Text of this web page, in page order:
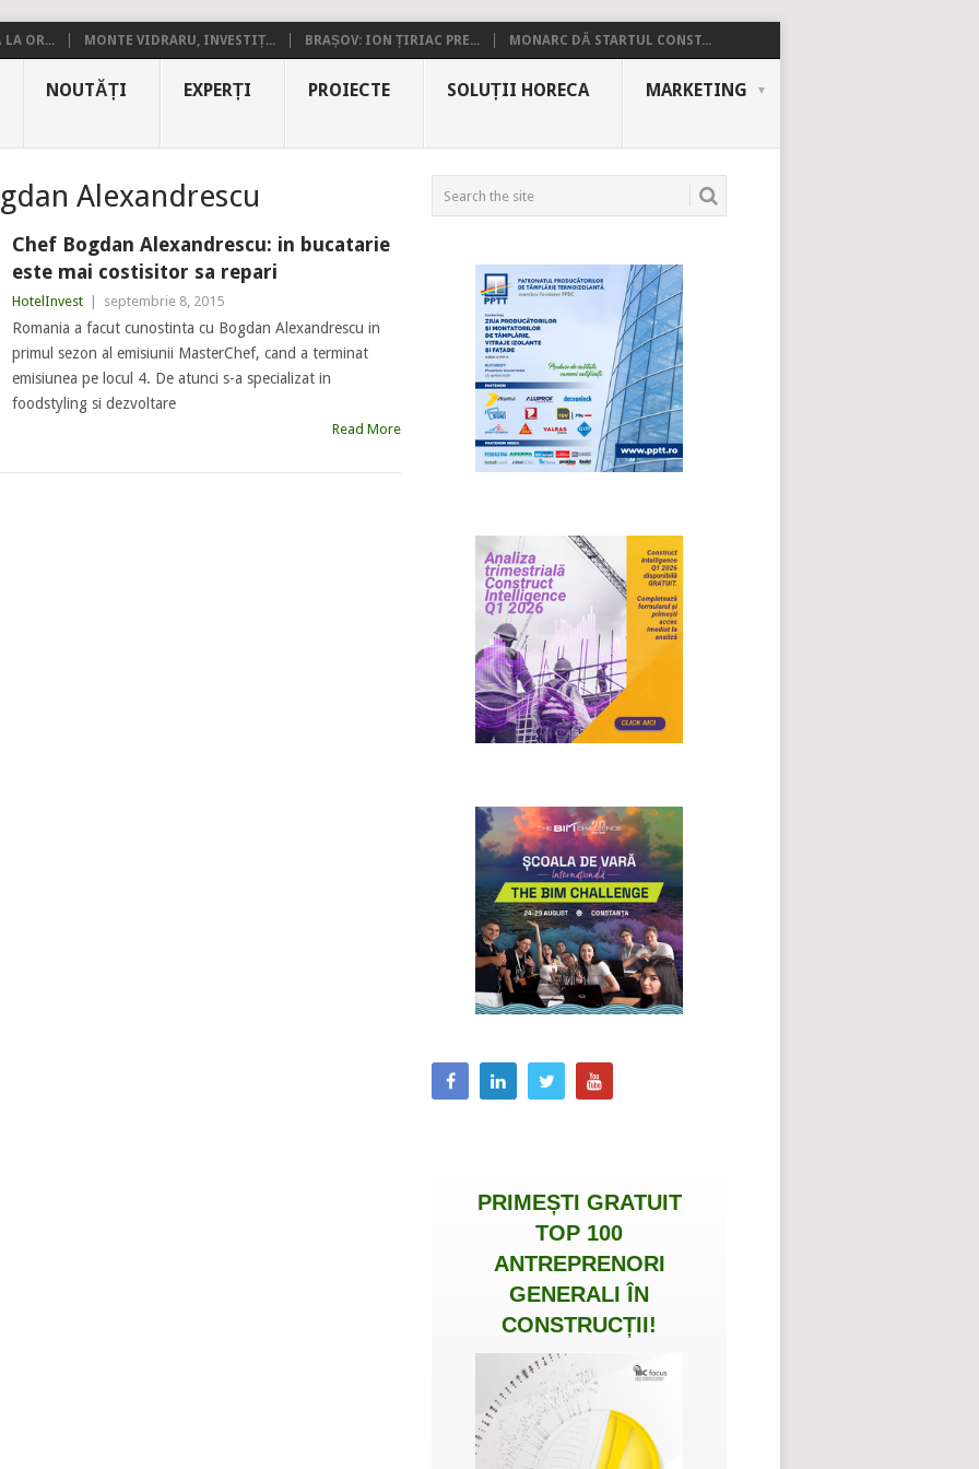
LA OR... MONTE VIDRARU, INVESTIȚ... BRAȘOV: ION ȚIRIAC PRE... MONARC DĂ STARTUL CONST...
NOUTĂȚI EXPERȚI PROIECTE SOLUȚII HORECA MARKETING
Alexandrescu
Chef Bogdan Alexandrescu: in bucatarie
este mai costisitor sa repari
HotelInvest septembrie 8, 2015
Romania a facut cunostinta cu Bogdan Alexandrescu in
primul sezon al emisiunii MasterChef, cand a terminat
emisiunea pe locul 4. De atunci s-a specializat in
foodstyling si dezvoltare
Read More
PRIMEȘTI GRATUIT
TOP 100
ANTREPRENORI
GENERALI ÎN
CONSTRUCȚII!